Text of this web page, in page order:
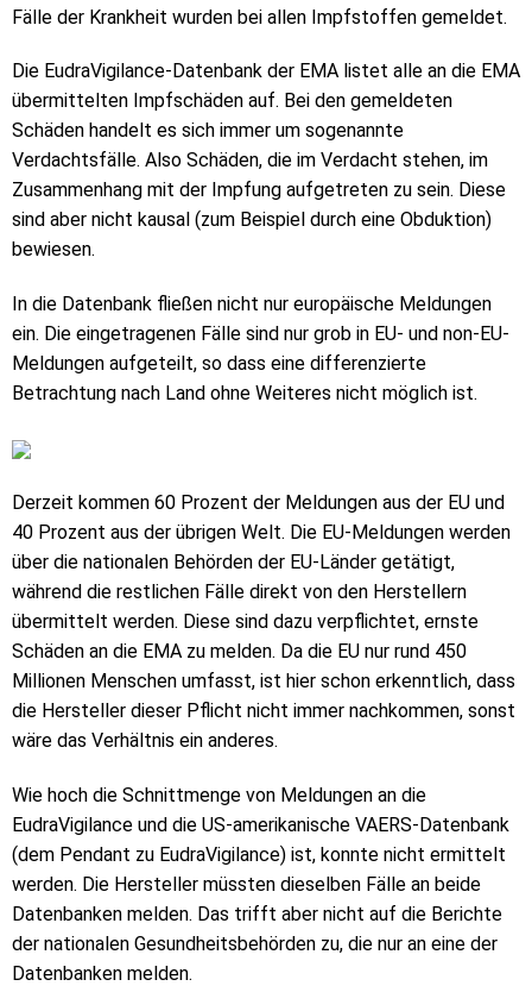
Fälle der Krankheit wurden bei allen Impfstoffen gemeldet.
Die EudraVigilance-Datenbank der EMA listet alle an die EMA
übermittelten Impfschäden auf. Bei den gemeldeten
Schäden handelt es sich immer um sogenannte
Verdachtsfälle. Also Schäden, die im Verdacht stehen, im
Zusammenhang mit der Impfung aufgetreten zu sein. Diese
sind aber nicht kausal (zum Beispiel durch eine Obduktion)
bewiesen.
In die Datenbank fließen nicht nur europäische Meldungen
ein. Die eingetragenen Fälle sind nur grob in EU- und non-EU-
Meldungen aufgeteilt, so dass eine differenzierte
Betrachtung nach Land ohne Weiteres nicht möglich ist.
Derzeit kommen 60 Prozent der Meldungen aus der EU und
40 Prozent aus der übrigen Welt. Die EU-Meldungen werden
über die nationalen Behörden der EU-Länder getätigt,
während die restlichen Fälle direkt von den Herstellern
übermittelt werden. Diese sind dazu verpflichtet, ernste
Schäden an die EMA zu melden. Da die EU nur rund 450
Millionen Menschen umfasst, ist hier schon erkenntlich, dass
die Hersteller dieser Pflicht nicht immer nachkommen, sonst
wäre das Verhältnis ein anderes.
Wie hoch die Schnittmenge von Meldungen an die
EudraVigilance und die US-amerikanische VAERS-Datenbank
(dem Pendant zu EudraVigilance) ist, konnte nicht ermittelt
werden. Die Hersteller müssten dieselben Fälle an beide
Datenbanken melden. Das trifft aber nicht auf die Berichte
der nationalen Gesundheitsbehörden zu, die nur an eine der
Datenbanken melden.